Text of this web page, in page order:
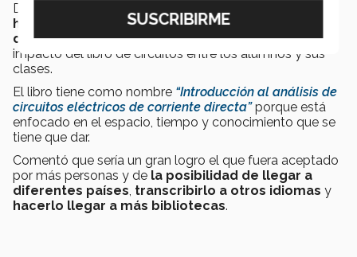
Después de vivir esta primera experiencia,
ha considerado redactar otro libro sobre
diferentes temas en la ingeniería; basándose en el
impacto del libro de circuitos entre los alumnos y sus
clases.
El libro tiene como nombre “Introducción al análisis de
circuitos eléctricos de corriente directa”porque está
enfocado en el espacio, tiempo y conocimiento que se
tiene que dar.
Comentó que sería un gran logro el que fuera aceptado
por más personas y de la posibilidad de llegar a
diferentes países, transcribirlo a otros idiomas y
hacerlo llegar a más bibliotecas.